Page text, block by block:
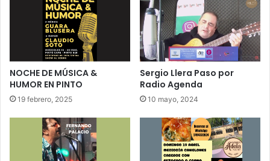
NOCHE DE MÚSICA &
HUMOR EN PINTO
19 febrero, 2025
Sergio Llera Paso por
Radio Agenda
10 mayo, 2024